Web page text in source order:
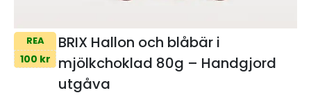
REA
100 kr
BRIX Hallon och blåbär i
mjölkchoklad 80g – Handgjord
utgåva